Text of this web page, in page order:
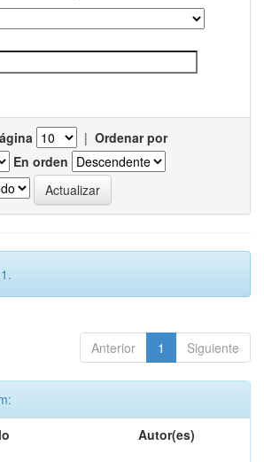
| Ordenar por
En orden
Anterior 1 Siguiente
Autor(es)